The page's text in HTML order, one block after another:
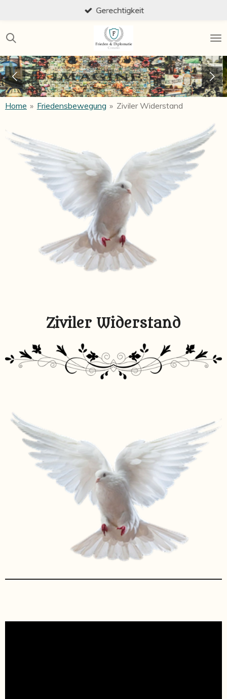
springen
Gerechtigkeit
Home » Friedensbewegung » Ziviler Widerstand
Ziviler Widerstand